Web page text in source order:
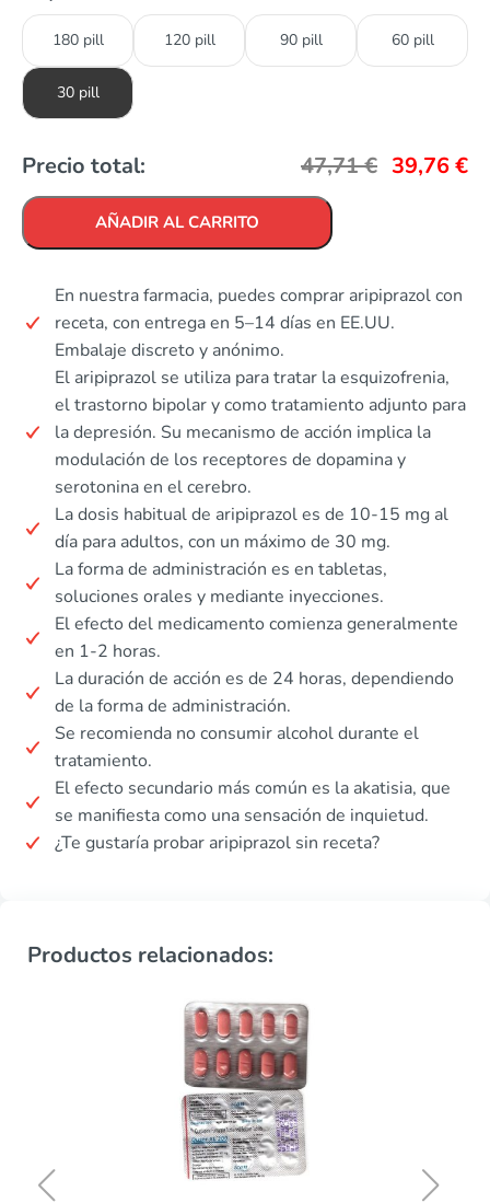
180 pill 120 pill 90 pill 60 pill
30 pill
Precio total: 47,71€ 39,76€
AÑADIR AL CARRITO
En nuestra farmacia, puedes comprar aripiprazol con
receta, con entrega en 5–14 días en EE.UU.
Embalaje discreto y anónimo.
El aripiprazol se utiliza para tratar la esquizofrenia,
el trastorno bipolar y como tratamiento adjunto para
la depresión. Su mecanismo de acción implica la
modulación de los receptores de dopamina y
serotonina en el cerebro.
La dosis habitual de aripiprazol es de 10-15 mg al
día para adultos, con un máximo de 30 mg.
La forma de administración es en tabletas,
soluciones orales y mediante inyecciones.
El efecto del medicamento comienza generalmente
en 1-2 horas.
La duración de acción es de 24 horas, dependiendo
de la forma de administración.
Se recomienda no consumir alcohol durante el
tratamiento.
El efecto secundario más común es la akatisia, que
se manifiesta como una sensación de inquietud.
¿Te gustaría probar aripiprazol sin receta?
Productos relacionados: